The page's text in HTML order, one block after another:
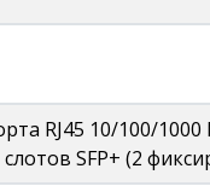
RJ45 10/100/
слотов SFP+ (2